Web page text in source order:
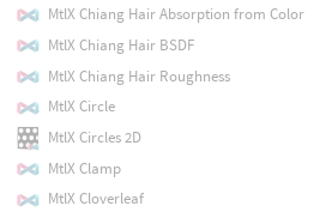
MtlX Chiang Hair Absorption from Color
MtlX Chiang Hair BSDF
MtlX Chiang Hair Roughness
MtlX Circle
MtlX Circles 2D
MtlX Clamp
MtlX Cloverleaf